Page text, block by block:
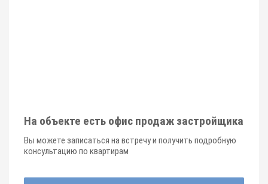
На объекте есть офис продаж застройщика
Вы можете записаться на встречу и получить подробную
консультацию по квартирам